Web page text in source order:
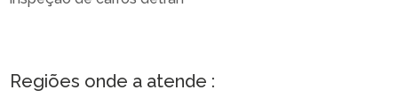
Regiões onde a atende :